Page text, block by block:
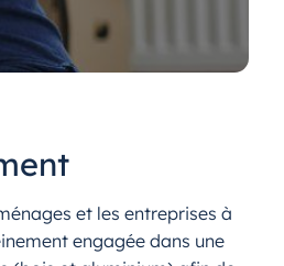
et les entreprises à
engagée dans une